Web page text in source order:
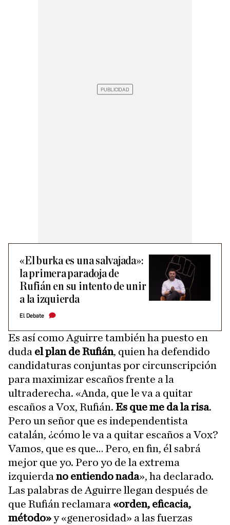
«El burka es una salvajada»:
la primera paradoja de
Rufián en su intento de unir
a la izquierda
El Debate
Es así como Aguirre también ha puesto en
duda el plan de Rufián, quien ha defendido
candidaturas conjuntas por circunscripción
para maximizar escaños frente a la
ultraderecha. «Anda, que le va a quitar
escaños a Vox, Rufián. Es que me da la risa.
Pero un señor que es independentista
catalán, ¿cómo le va a quitar escaños a Vox?
Vamos, que es que… Pero, en fin, él sabrá
mejor que yo. Pero yo de la extrema
izquierda no entiendo nada», ha declarado.
Las palabras de Aguirre llegan después de
que Rufián reclamara «orden, eficacia,
método»y «generosidad» a las fuerzas